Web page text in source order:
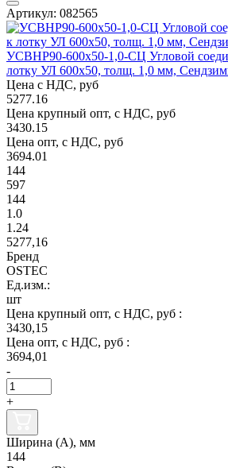
Артикул: 082565
УСВНР90-600х50-1,0-СЦ Угловой
лотку УЛ 600х50, толщ. 1,0 мм,
Цена с НДС, руб
5277.16
Цена крупный опт, с НДС, руб
3430.15
Цена опт, с НДС, руб
3694.01
144
597
144
1.0
1.24
5277,16
Бренд
OSTEC
Ед.изм.:
шт
Цена крупный опт, с НДС, руб :
3430,15
Цена опт, с НДС, руб :
3694,01
-
+
Ширина (А), мм
144